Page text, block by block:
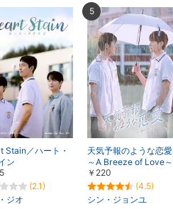
Stain／ハート・
ン
(2.1)
ジオ
天気予報のような恋愛
～A Breeze of Love～
￥220
(4.5)
シン・ジョンユ
5